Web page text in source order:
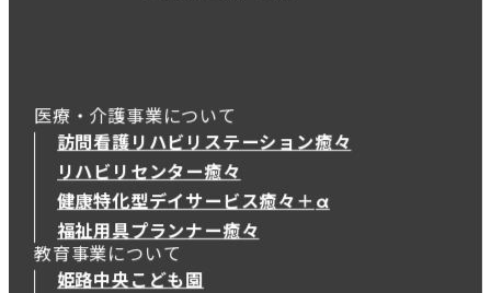
医療・介護事業について
訪問看護リハビリステーション癒々
リハビリセンター癒々
健康特化型デイサービス癒々＋ α
健康特化型デイサービス癒々＋
福祉用具プランナー癒々
教育事業について
姫路中央こども園